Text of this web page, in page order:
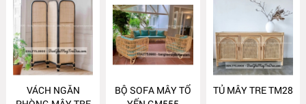
VÁCH NGĂN
BỘ SOFA MÂY TỔ
TỦ MÂY TRE TM28